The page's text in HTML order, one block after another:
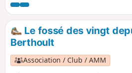
Le fossé des vingt
Berthoult
Association / Club / AMM